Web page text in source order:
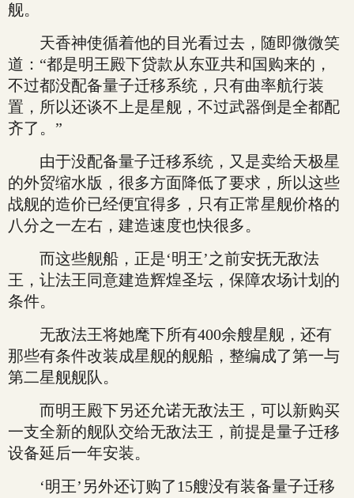
舰。
天香神使循着他的目光看过去，随即微微笑
道：“都是明王殿下贷款从东亚共和国购来的，
不过都没配备量子迁移系统，只有曲率航行装
置，所以还谈不上是星舰，不过武器倒是全都配
齐了。”
由于没配备量子迁移系统，又是卖给天极星
的外贸缩水版，很多方面降低了要求，所以这些
战舰的造价已经便宜得多，只有正常星舰价格的
八分之一左右，建造速度也快很多。
而这些舰船，正是‘明王’之前安抚无敌法
王，让法王同意建造辉煌圣坛，保障农场计划的
条件。
无敌法王将她麾下所有400余艘星舰，还有
那些有条件改装成星舰的舰船，整编成了第一与
第二星舰舰队。
而明王殿下另还允诺无敌法王，可以新购买
一支全新的舰队交给无敌法王，前提是量子迁移
设备延后一年安装。
‘明王’另外还订购了15艘没有装备量子迁移